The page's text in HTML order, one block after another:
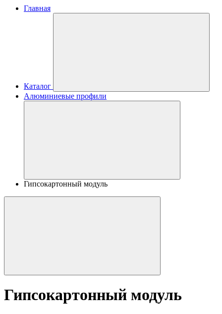
Главная
Каталог
Алюминиевые профили
Гипсокартонный модуль
Гипсокартонный модуль